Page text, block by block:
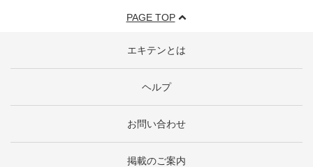
PAGE TOP
エキテンとは
ヘルプ
お問い合わせ
掲載のご案内